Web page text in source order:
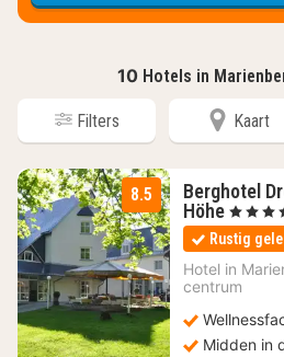
10 Hotels in
Filters Kaart
8.5
Berghotel
Höhe 3
vanaf
80,67
€
, 4
Rustig
Hotel in
centrum
Midden in